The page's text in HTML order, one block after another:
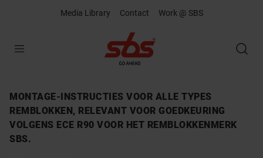
Media Library Contact Work @ SBS
MONTAGE-INSTRUCTIES VOOR ALLE TYPES
REMBLOKKEN, RELEVANT VOOR GOEDKEURING
VOLGENS ECE R90 VOOR HET REMBLOKKENMERK
SBS.